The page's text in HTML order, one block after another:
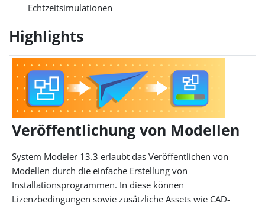
Echtzeitsimulationen
Highlights
Veröffentlichung von Modellen
System Modeler 13.3 erlaubt das Veröffentlichen von
Modellen durch die einfache Erstellung von
Installationsprogrammen. In diese können
Lizenzbedingungen sowie zusätzliche Assets wie CAD-